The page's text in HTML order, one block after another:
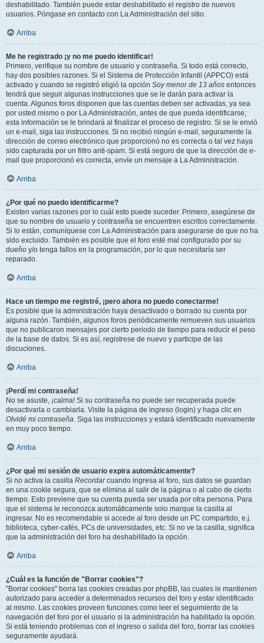
deshabilitado. También puede estar deshabilitado el registro de nuevos
usuarios. Póngase en contacto con La Administración del sitio.
Arriba
Me he registrado ¡y no me puedo identificar!
Primero, verifique su nombre de usuario y contraseña. Si todo está correcto,
hay dos posibles razones. Si el Sistema de Protección Infantil (APPCO) está
activado y cuando se registró eligió la opción Soy menor de 13 años entonces
tendrá que seguir algunas instrucciones que se le darán para activar la
cuenta. Algunos foros disponen que las cuentas deben ser activadas, ya sea
por usted mismo o por La Administración, antes de que pueda identificarse;
esta información se le brindará al finalizar el proceso de registro. Si se le envió
un e-mail, siga las instrucciones. Si no recibió ningún e-mail, seguramente la
dirección de correo electrónico que proporcionó no es correcta o tal vez haya
sido capturada por un filtro anti-spam. Si está seguro de que la dirección de e-
mail que proporcionó es correcta, envíe un mensaje a La Administración.
Arriba
¿Por qué no puedo identificarme?
Existen varias razones por lo cuál esto puede suceder. Primero, asegúrese de
que su nombre de usuario y contraseña se encuentren escritos correctamente.
Si lo están, comuníquese con La Administración para asegurarse de que no ha
sido excluido. También es posible que el foro esté mal configurado por su
dueño y/o tenga fallos en la programación, por lo que necesitaría ser
reparado.
Arriba
Hace un tiempo me registré, ¡pero ahora no puedo conectarme!
Es posible que la administración haya desactivado o borrado su cuenta por
alguna razón. También, algunos foros periódicamente remueven sus usuarios
que no publicaron mensajes por cierto periodo de tiempo para reducir el peso
de la base de datos. Si es así, registrese de nuevo y participe de las
discuciones.
Arriba
¡Perdí mi contraseña!
No se asuste, ¡calma! Si su contraseña no puede ser recuperada puede
desactivarla o cambiarla. Visite la página de ingreso (login) y haga clic en
Olvidé mi contraseña. Siga las instrucciones y estará identificado nuevamente
en muy poco tiempo.
Arriba
¿Por qué mi sesión de usuario expira automáticamente?
Si no activa la casilla Recordarcuando ingresa al foro, sus datos se guardan
en una cookie segura, que se elimina al salir de la página o al cabo de cierto
tiempo. Esto previene que su cuenta pueda ser usada por otra persona. Para
que el sistema le reconozca automáticamente solo marque la casilla al
ingresar. No es recomendable si accede al foro desde un PC compartido, e.j.
biblioteca, cyber-cafés, PCs de universidades, etc. Si no ve la casilla, significa
que la administración del foro ha deshabilitado la opción.
Arriba
¿Cuál es la función de "Borrar cookies"?
"Borrar cookies" borra las cookies creadas por phpBB, las cuales le mantienen
autorizado para acceder a determinados recursos del foro y estar identificado
al mismo. Las cookies proveen funciones como leer el seguimiento de la
navegación del foro por el usuario si la administración ha habilitado la opción.
Si está teniendo problemas con el ingreso o salida del foro, borrar las cookies
seguramente ayudará.